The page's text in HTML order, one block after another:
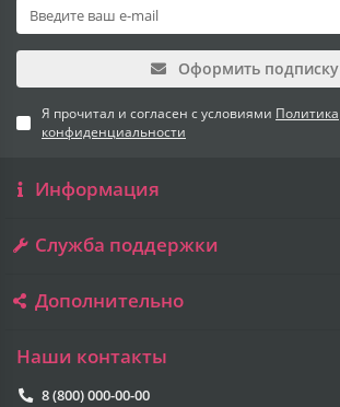
Оформить подписку
Я прочитал и согласен с условиями Политика
конфиденциальности
Информация
Служба поддержки
Дополнительно
Наши контакты
8 (800) 000-00-00